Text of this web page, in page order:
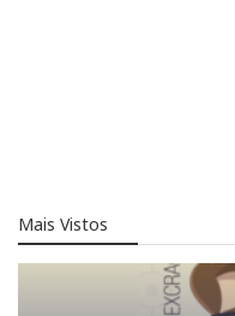
Mais Vistos